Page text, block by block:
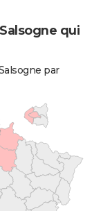
qui
par